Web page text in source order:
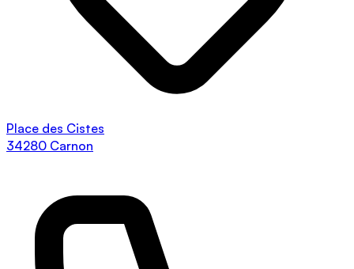
Place des Cistes
34280 Carnon